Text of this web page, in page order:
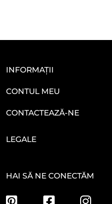
INFORMAȚII
CONTUL MEU
CONTACTEAZĂ-NE
LEGALE
HAI SĂ NE CONECTĂM